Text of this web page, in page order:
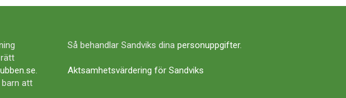
.
barn att
Så behandlar Sandviks dina personuppgifter.
Aktsamhetsvärdering för Sandviks